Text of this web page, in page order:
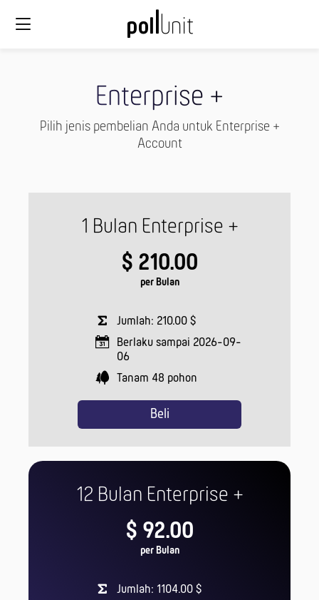
Enterprise +
Pilih jenis pembelian Anda untuk Enterprise +
Account
1 Bulan Enterprise +
$ 210.00
per Bulan
Jumlah: 210.00 $
Berlaku sampai 2026-09-
06
Tanam 48 pohon
Beli
12 Bulan Enterprise +
$ 92.00
per Bulan
Jumlah: 1104.00 $